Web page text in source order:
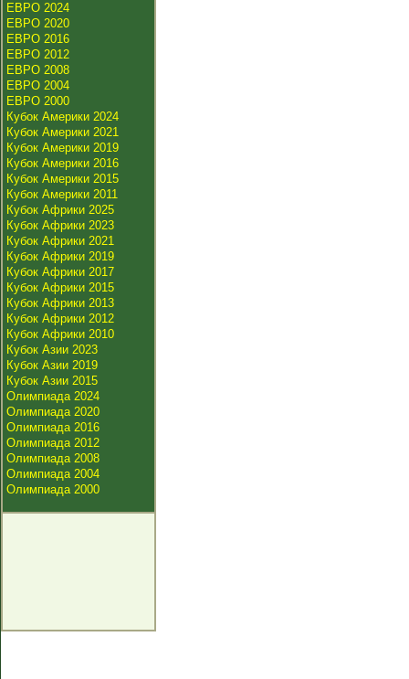
ЕВРО 2024
ЕВРО 2020
ЕВРО 2016
ЕВРО 2012
ЕВРО 2008
ЕВРО 2004
ЕВРО 2000
Кубок Америки 2024
Кубок Америки 2021
Кубок Америки 2019
Кубок Америки 2016
Кубок Америки 2015
Кубок Америки 2011
Кубок Африки 2025
Кубок Африки 2023
Кубок Африки 2021
Кубок Африки 2019
Кубок Африки 2017
Кубок Африки 2015
Кубок Африки 2013
Кубок Африки 2012
Кубок Африки 2010
Кубок Азии 2023
Кубок Азии 2019
Кубок Азии 2015
Олимпиада 2024
Олимпиада 2020
Олимпиада 2016
Олимпиада 2012
Олимпиада 2008
Олимпиада 2004
Олимпиада 2000